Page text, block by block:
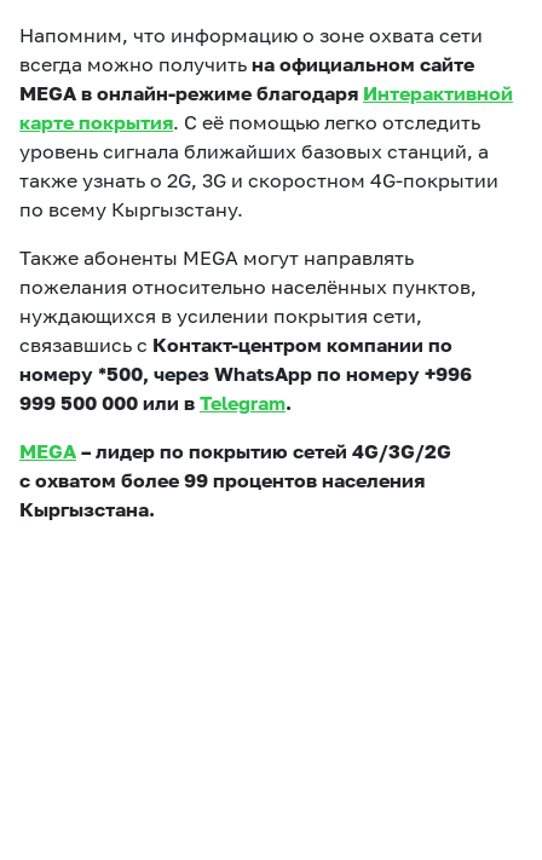
Напомним, что информацию о зоне охвата сети
всегда можно получить на официальном сайте
MEGA в онлайн-режиме благодаря Интерактивной
карте покрытия. С её помощью легко отследить
уровень сигнала ближайших базовых станций, а
также узнать о 2G, 3G и скоростном 4G-покрытии
по всему Кыргызстану.
Также абоненты MEGA могут направлять
пожелания относительно населённых пунктов,
нуждающихся в усилении покрытия сети,
связавшись с Контакт-центром компании по
номеру *500, через WhatsApp по номеру +996
999 500 000 или в Telegram.
MEGA – лидер по покрытию сетей 4G/3G/2G
с охватом более 99 процентов населения
Кыргызстана.